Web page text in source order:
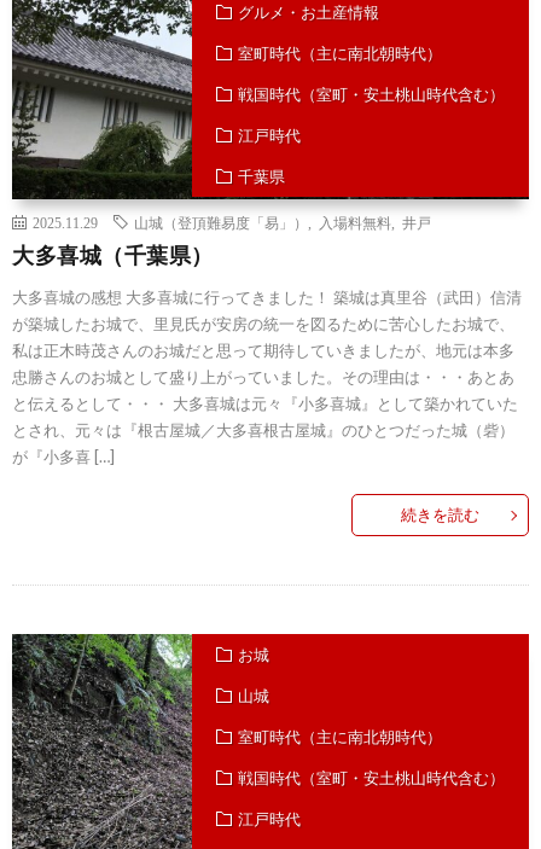
グルメ・お土産情報
室町時代（主に南北朝時代）
戦国時代（室町・安土桃山時代含む）
江戸時代
千葉県
2025.11.29 山城（登頂難易度「易」） 入場料無料 井戸
大多喜城（千葉県）
大多喜城の感想 大多喜城に行ってきました！ 築城は真里谷（武田）信清
が築城したお城で、里見氏が安房の統一を図るために苦心したお城で、
私は正木時茂さんのお城だと思って期待していきましたが、地元は本多
忠勝さんのお城として盛り上がっていました。その理由は・・・あとあ
と伝えるとして・・・ 大多喜城は元々『小多喜城』として築かれていた
とされ、元々は『根古屋城／大多喜根古屋城』のひとつだった城（砦）
が『小多喜 […]
続きを読む
お城
山城
室町時代（主に南北朝時代）
戦国時代（室町・安土桃山時代含む）
江戸時代